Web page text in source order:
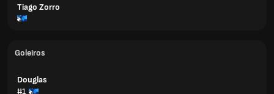
Tiago Zorro
Goleiros
Douglas
#1